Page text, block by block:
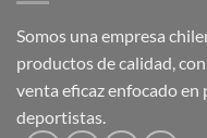
Somos una empresa
productos de calidad,
venta eficaz enfocado
deportistas.